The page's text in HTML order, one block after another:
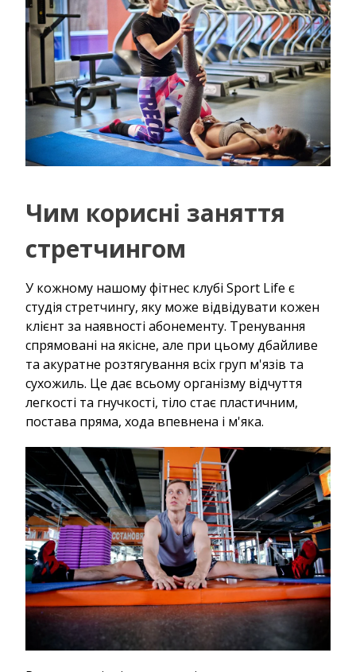
Чим корисні заняття
стретчингом
У кожному нашому фітнес клубі Sport Life є
студія стретчингу, яку може відвідувати кожен
клієнт за наявності абонементу. Тренування
спрямовані на якісне, але при цьому дбайливе
та акуратне розтягування всіх груп м'язів та
сухожиль. Це дає всьому організму відчуття
легкості та гнучкості, тіло стає пластичним,
постава пряма, хода впевнена і м'яка.